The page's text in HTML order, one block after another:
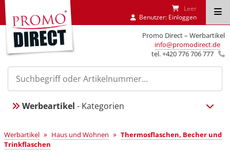
Promo Direct – Werbartikel
info@promodirect.de
tel. +420 776 706 777
Leer
Benutzer: Einloggen
Werbeartikel - Kategorien
Werbartikel » Haus und Wohnen » Thermosflaschen, Becher und
Trinkflaschen